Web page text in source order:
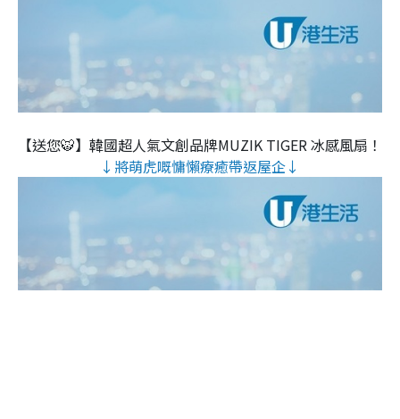
【送您🐯】韓國超人氣文創品牌MUZIK TIGER 冰感風扇！
↓將萌虎嘅慵懶療癒帶返屋企↓